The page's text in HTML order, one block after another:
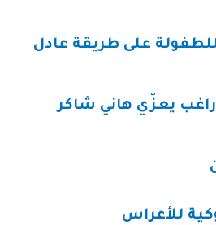
على طريقة عادل
يعزّي هاني شاكر
للأعراس